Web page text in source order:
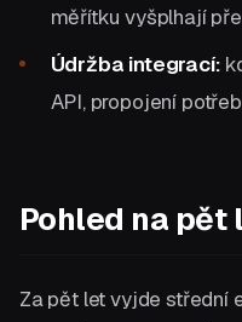
měřítku vyšplhají
Údržba integrací:
API, propojení
Pohled na pět
Za pět let vyjde střední